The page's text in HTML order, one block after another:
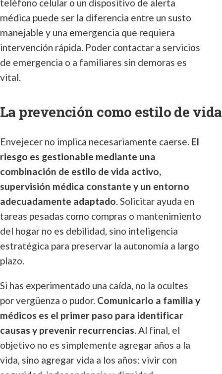
teléfono celular o un dispositivo de alerta
médica puede ser la diferencia entre un susto
manejable y una emergencia que requiera
intervención rápida. Poder contactar a servicios
de emergencia o a familiares sin demoras es
vital.
La prevención como estilo de vida
Envejecer no implica necesariamente caerse. El
riesgo es gestionable mediante una
combinación de estilo de vida activo,
supervisión médica constante y un entorno
adecuadamente adaptado. Solicitar ayuda en
tareas pesadas como compras o mantenimiento
del hogar no es debilidad, sino inteligencia
estratégica para preservar la autonomía a largo
plazo.
Si has experimentado una caída, no la ocultes
por vergüenza o pudor. Comunicarlo a familia y
médicos es el primer paso para identificar
causas y prevenir recurrencias. Al final, el
objetivo no es simplemente agregar años a la
vida, sino agregar vida a los años: vivir con